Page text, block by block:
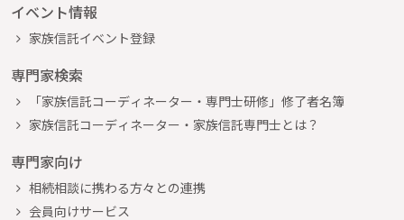
イベント情報
家族信託イベント登録
専門家検索
「家族信託コーディネーター・専門士研修」修了者名簿
家族信託コーディネーター・家族信託専門士とは？
専門家向け
相続相談に携わる方々との連携
会員向けサービス